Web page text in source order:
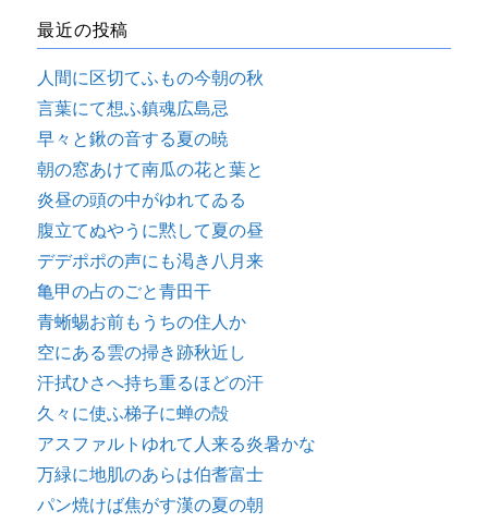
最近の投稿
人間に区切てふもの今朝の秋
言葉にて想ふ鎮魂広島忌
早々と鍬の音する夏の暁
朝の窓あけて南瓜の花と葉と
炎昼の頭の中がゆれてゐる
腹立てぬやうに黙して夏の昼
デデポポの声にも渇き八月来
亀甲の占のごと青田干
青蜥蜴お前もうちの住人か
空にある雲の掃き跡秋近し
汗拭ひさへ持ち重るほどの汗
久々に使ふ梯子に蝉の殻
アスファルトゆれて人来る炎暑かな
万緑に地肌のあらは伯耆富士
パン焼けば焦がす漢の夏の朝